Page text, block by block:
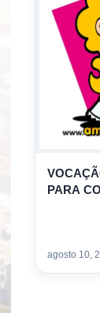
PARA
agosto 10,